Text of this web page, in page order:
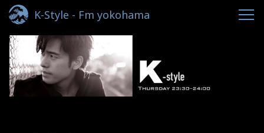
K-Style - Fm yokohama